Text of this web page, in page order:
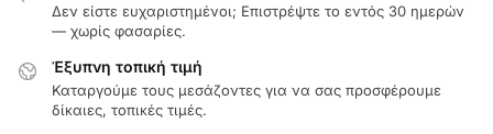
Δεν είστε ευχαριστημένοι; Επιστρέψτε το εντός 30 ημερών
— χωρίς φασαρίες.
Έξυπνη τοπική τιμή
Καταργούμε τους μεσάζοντες για να σας προσφέρουμε
δίκαιες, τοπικές τιμές.